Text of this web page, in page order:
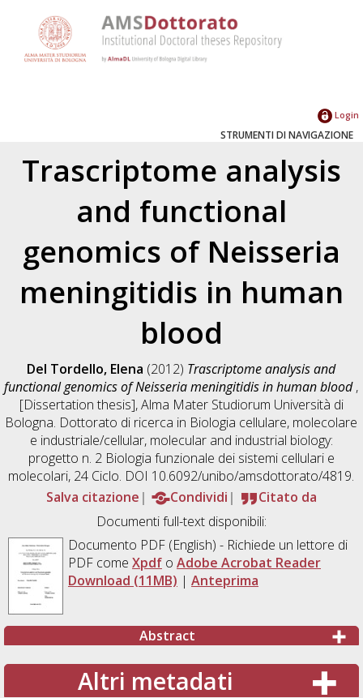
Login
STRUMENTI DI NAVIGAZIONE
Trascriptome analysis
and functional
genomics of Neisseria
meningitidis in human
blood
Del Tordello, Elena (2012) Trascriptome analysis and
functional genomics of Neisseria meningitidis in human blood,
[Dissertation thesis], Alma Mater Studiorum Università di
Bologna. Dottorato di ricerca in Biologia cellulare, molecolare
e industriale/cellular, molecular and industrial biology:
progetto n. 2 Biologia funzionale dei sistemi cellulari e
molecolari, 24 Ciclo. DOI 10.6092/unibo/amsdottorato/4819.
Salva citazione
Condividi
Citato da
Documenti full-text disponibili:
Documento PDF(English) - Richiede un lettore di
PDF come Xpdfo Adobe Acrobat Reader
Download (11MB) | Anteprima
Abstract
Altri metadati